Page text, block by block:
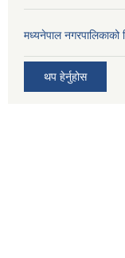
मध्यनेपाल
थप हेर्नुहोस